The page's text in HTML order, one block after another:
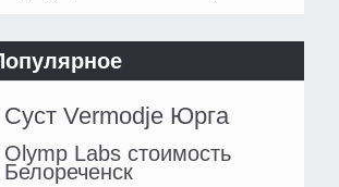
Суст Vermodje Юрга
Olymp Labs стоимость
Белореченск